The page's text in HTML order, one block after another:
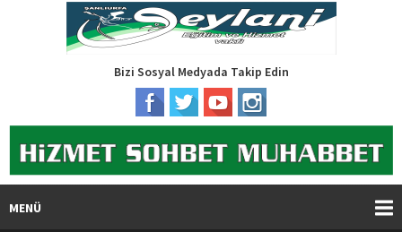
Bizi Sosyal Medyada Takip Edin
MENÜ